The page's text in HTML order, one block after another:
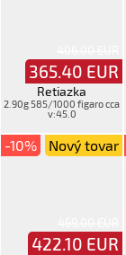
365.40 EUR
Retiazka
2.90g 585/1000 figaro cca
v:45.0
-10%
422.10 EUR
Nový tovar